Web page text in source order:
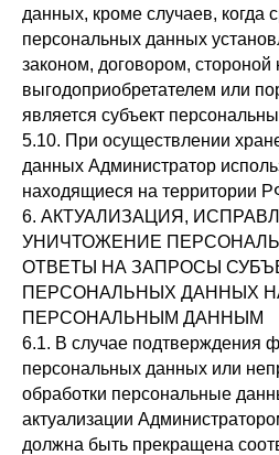
данных, кроме случаев, когда
персональных данных
законом, договором, стороной
выгодоприобретателем или
является субъект
5.10. При осуществлении
данных Администратор
находящиеся на территории
6. АКТУАЛИЗАЦИЯ,
УНИЧТОЖЕНИЕ
ОТВЕТЫ НА ЗАПРОСЫ
ПЕРСОНАЛЬНЫХ ДАННЫХ
ПЕРСОНАЛЬНЫМ ДАННЫМ
6.1. В случае подтверждения
персональных данных или
обработки персональные
актуализации
должна быть прекращена